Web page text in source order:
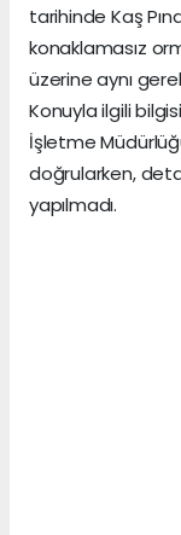
tarihinde Kaş
konaklamasız
üzerine aynı
Konuyla ilgili
İşletme
doğrularken,
yapılmadı.